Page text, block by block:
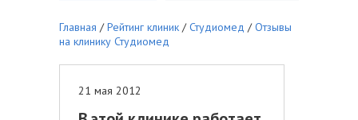
Главная /Рейтинг клиник /Студиомед /Отзывы
на клинику Студиомед
21 мая 2012